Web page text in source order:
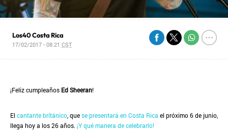
Los40 Costa Rica
17/02/2017 - 08:21CST
¡Feliz cumpleaños Ed Sheeran!
Elcantante brítánico , quese presentará en Costa Rica el próximo 6 de junio,
llega hoy a los 26 años. ¡Y qué manera de celebrarlo!